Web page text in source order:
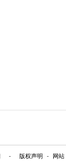
- 版权声明 -
网站